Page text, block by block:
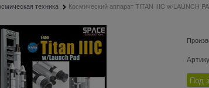
техника Космический аппарат TITAN IIIC w/LAUNCH
Под